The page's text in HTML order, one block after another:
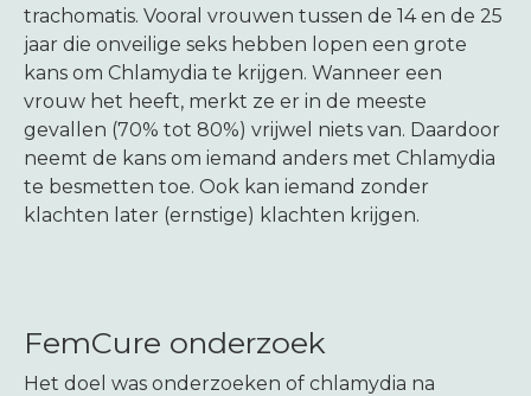
trachomatis. Vooral vrouwen tussen de 14 en de 25
jaar die onveilige seks hebben lopen een grote
kans om Chlamydia te krijgen. Wanneer een
vrouw het heeft, merkt ze er in de meeste
gevallen (70% tot 80%) vrijwel niets van. Daardoor
neemt de kans om iemand anders met Chlamydia
te besmetten toe. Ook kan iemand zonder
klachten later (ernstige) klachten krijgen.
FemCure onderzoek
Het doel was onderzoeken of chlamydia na